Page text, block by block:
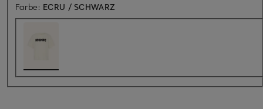
Farbe: ECRU / SCHWARZ